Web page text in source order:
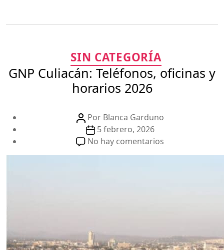
Categorías
SIN CATEGORÍA
GNP Culiacán: Teléfonos, oficinas y
horarios 2026
Autor
la
publicación
Por Blanca Garduno
Fecha
de
la
5 febrero, 2026
No hay comentarios
GNP